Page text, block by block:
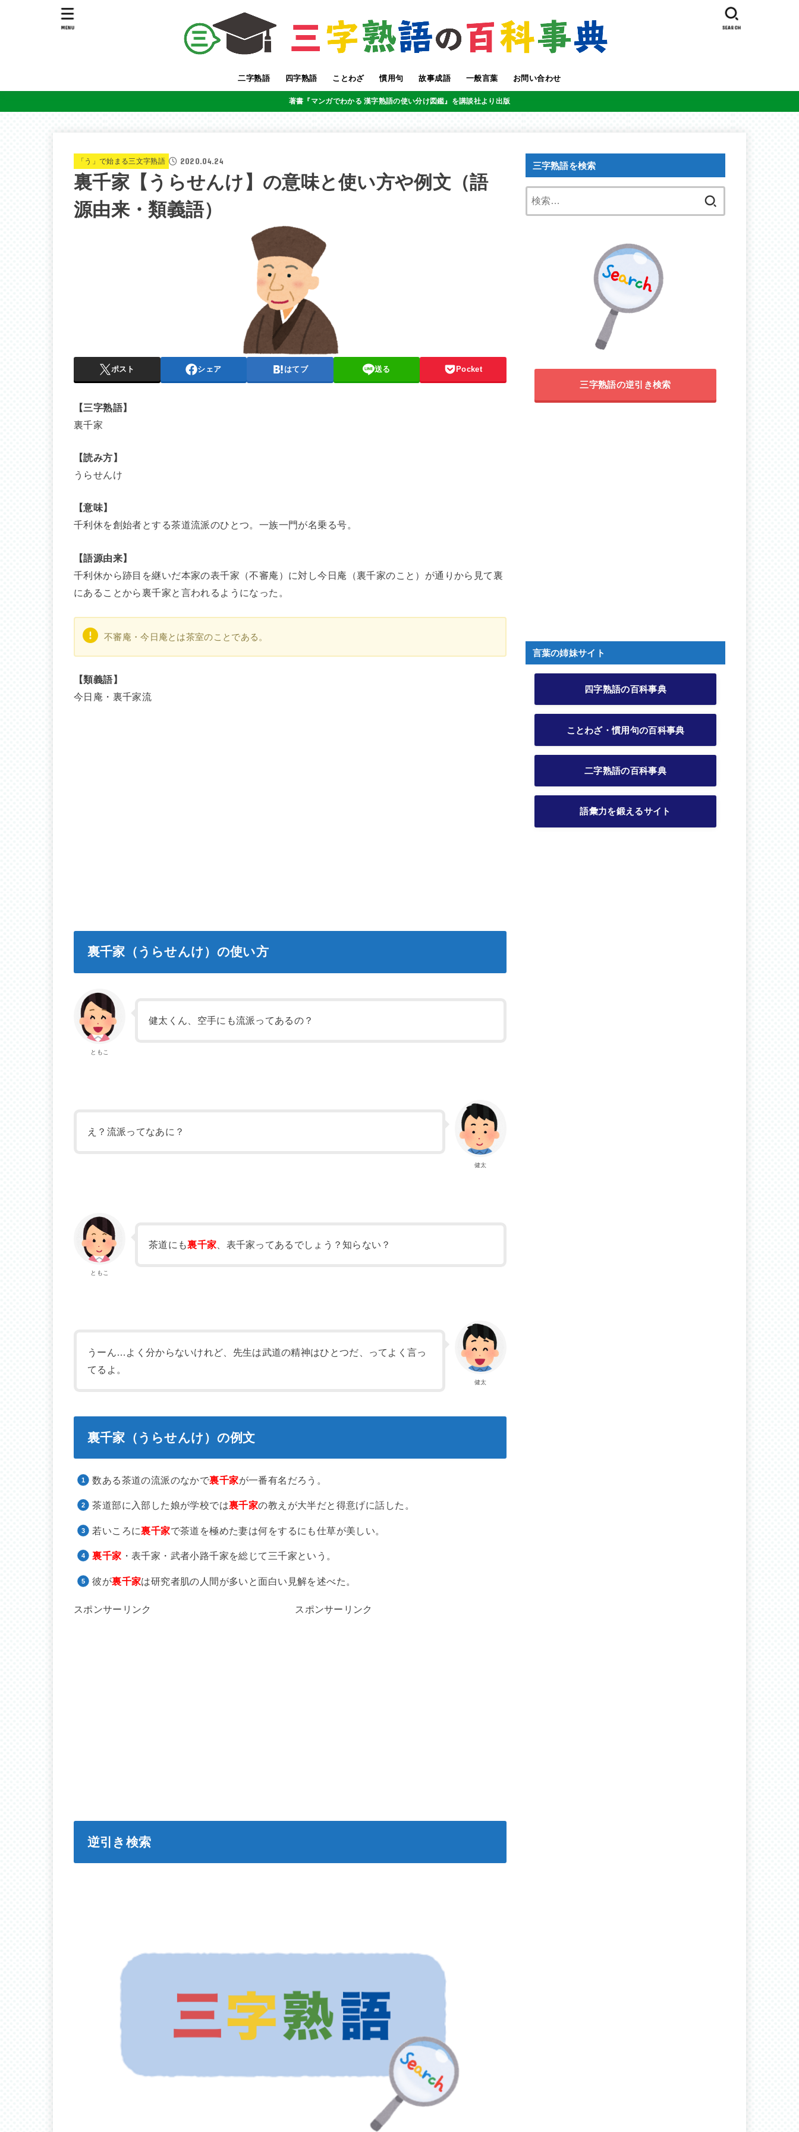
二字熟語 四字熟語 ことわざ 慣用句 故事成語 一般言葉 お問い合わせ
SEARCH
MENU
著書『マンガでわかる 漢字熟語の使い分け図鑑』を講談社より出版
「う」で始まる三文字熟語 2020.04.24
裏千家【うらせんけ】の意味と使い方や例文（語
源由来・類義語）
ポスト シェア はてブ 送る Pocket
【三字熟語】
裏千家
【読み方】
うらせんけ
【意味】
千利休を創始者とする茶道流派のひとつ。一族一門が名乗る号。
【語源由来】
千利休から跡目を継いだ本家の表千家（不審庵）に対し今日庵（裏千家のこと）が通りから見て裏
にあることから裏千家と言われるようになった。
不審庵・今日庵とは茶室のことである。
【類義語】
今日庵・裏千家流
裏千家（うらせんけ）の使い方
ともこ
健太くん、空手にも流派ってあるの？
健太
え？流派ってなあに？
ともこ
茶道にも裏千家 、表千家ってあるでしょう？知らない？
健太
うーん…よく分からないけれど、先生は武道の精神はひとつだ、ってよく言っ
てるよ。
裏千家（うらせんけ）の例文
数ある茶道の流派のなかで裏千家が一番有名だろう。
茶道部に入部した娘が学校では裏千家の教えが大半だと得意げに話した。
若いころに裏千家で茶道を極めた妻は何をするにも仕草が美しい。
裏千家 ・表千家・武者小路千家を総じて三千家という。
彼が裏千家は研究者肌の人間が多いと面白い見解を述べた。
スポンサーリンク スポンサーリンク
逆引き検索
三字熟語を検索
三字熟語の逆引き検索
言葉の姉妹サイト
四字熟語の百科事典
ことわざ・慣用句の百科事典
二字熟語の百科事典
語彙力を鍛えるサイト